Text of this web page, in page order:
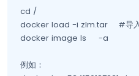
cd /										#默认导入流媒体离线镜像到服务器根目录
docker load -i zlm.tar	#导入镜像
docker image ls	-a				#查看所有docker镜像		如有空缺的镜像id执行docker tag命令修改tag
例如：